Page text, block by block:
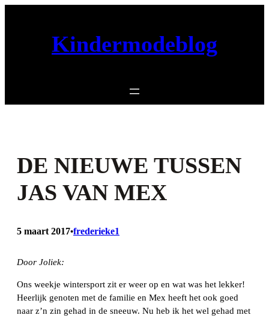
Kindermodeblog
DE NIEUWE TUSSEN
JAS VAN MEX
5 maart 2017•frederieke1
Door Joliek:
Ons weekje wintersport zit er weer op en wat was het lekker!
Heerlijk genoten met de familie en Mex heeft het ook goed
naar z’n zin gehad in de sneeuw. Nu heb ik het wel gehad met